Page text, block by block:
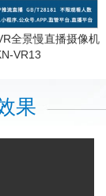
全景慢直播摄像机
VR13
果